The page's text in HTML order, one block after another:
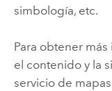
simbología, etc.
Para obtener
el contenido y la
servicio de